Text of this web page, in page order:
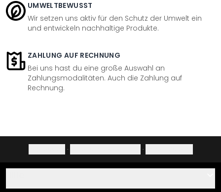
UMWELTBEWUSST
Wir setzen uns aktiv für den Schutz der Umwelt ein
und entwickeln nachhaltige Produkte.
ZAHLUNG AUF RECHNUNG
Bei uns hast du eine große Auswahl an
Zahlungsmodalitäten. Auch die Zahlung auf
Rechnung.
· ·